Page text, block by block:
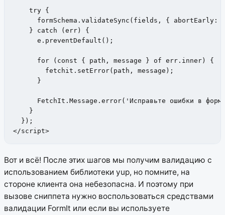
    try {
formSchema.validateSync(fields, { abortEarly:
    } catch (err) {
      e.preventDefault();
      for (const { path, message } of err.inner) {
        fetchit.setError(path, message);
      }
FetchIt.Message.error('Исправьте ошибки в
    }
  });
</script>
Вот и всё! После этих шагов мы получим валидацию с
использованием библиотеки yup, но помните, на
стороне клиента она небезопасна. И поэтому при
вызове сниппета нужно воспользоваться средствами
валидации FormIt или если вы используете